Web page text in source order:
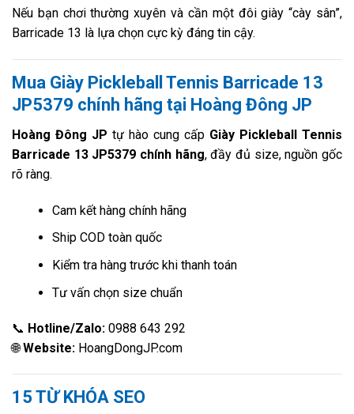
Nếu bạn chơi thường xuyên và cần một đôi giày “cày sân”,
Barricade 13 là lựa chọn cực kỳ đáng tin cậy.
Mua Giày Pickleball Tennis Barricade 13
JP5379 chính hãng tại Hoàng Đông JP
Hoàng Đông JP tự hào cung cấp Giày Pickleball Tennis
Barricade 13 JP5379 chính hãng, đầy đủ size, nguồn gốc
rõ ràng.
Cam kết hàng chính hãng
Ship COD toàn quốc
Kiểm tra hàng trước khi thanh toán
Tư vấn chọn size chuẩn
📞 Hotline/Zalo: 0988 643 292
🌐Website: HoangDongJP.com
15 TỪ KHÓA SEO